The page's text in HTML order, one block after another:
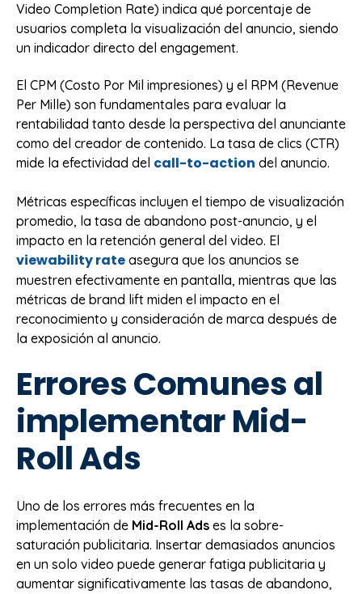
Video Completion Rate) indica qué porcentaje de
usuarios completa la visualización del anuncio, siendo
un indicador directo del engagement.
El CPM (Costo Por Mil impresiones) y el RPM (Revenue
Per Mille) son fundamentales para evaluar la
rentabilidad tanto desde la perspectiva del anunciante
como del creador de contenido. La tasa de clics (CTR)
mide la efectividad del call-to-action del anuncio.
Métricas específicas incluyen el tiempo de visualización
promedio, la tasa de abandono post-anuncio, y el
impacto en la retención general del video. El
viewability rate asegura que los anuncios se
muestren efectivamente en pantalla, mientras que las
métricas de brand lift miden el impacto en el
reconocimiento y consideración de marca después de
la exposición al anuncio.
Errores Comunes al
implementar Mid-
Roll Ads
Uno de los errores más frecuentes en la
implementación de Mid-Roll Ads es la sobre-
saturación publicitaria. Insertar demasiados anuncios
en un solo video puede generar fatiga publicitaria y
aumentar significativamente las tasas de abandono,